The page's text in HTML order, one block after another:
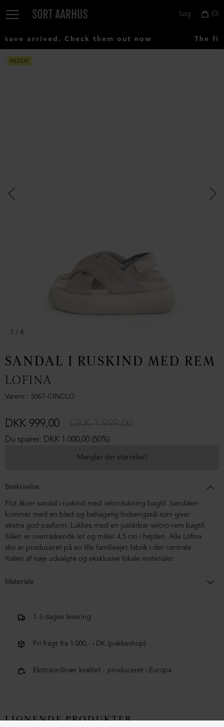
0
Søg
arrived. Check them out now The
NEDSAT
1 / 4
SANDAL I RUSKIND MED REM
LOFINA
Varenr. 5067-CINCLO
Du sparer: DKK 1.000,00 (50%)
DKK 999,00
Mangler din størrelse?
Beskrivelse
Flot åben sandal i ruskind med velcrolukning bagtil. Sandalen
kommer med en blød og behagelig fodsengssål som giver
ekstra god pasform. Lukkes med en justérbar velcro-rem bagtil.
Sålen er overraskende let og måler 4,5 cm i højden. Alle Lofina
sko er produceret på en lille familieejet fabrik i det centrale
Italien af nøje udvalgte og eksklusive lokale materialer.
Materiale
1-3 dages levering
Fri fragt fra 1.000,- i DK (pakkeshop)
Ekstraordinær kvalitet - produceret i Europa
LIGNENDE PRODUKTER